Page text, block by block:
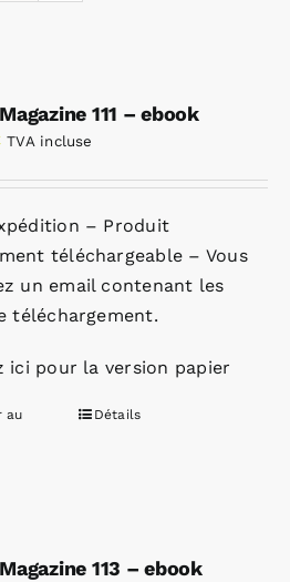
Magazine 111 – ebook
TVA incluse
– Produit
téléchargeable – Vous
un email contenant les
téléchargement.
ici pour la version papier
au
Détails
Magazine 113 – ebook